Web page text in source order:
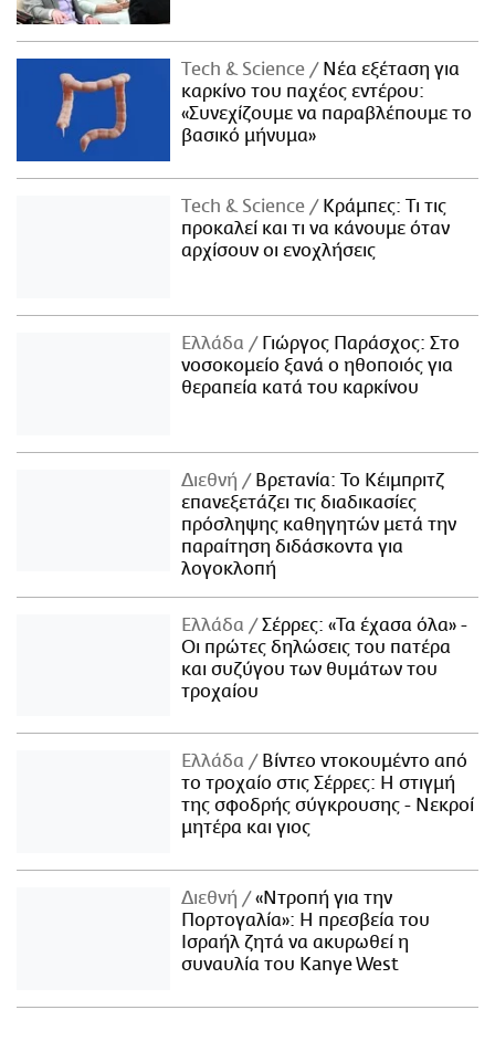
Τech & Science
Νέα εξέταση για
καρκίνο του παχέος εντέρου:
«Συνεχίζουμε να παραβλέπουμε το
βασικό μήνυμα»
Τech & Science
Κράμπες: Τι τις
προκαλεί και τι να κάνουμε όταν
αρχίσουν οι ενοχλήσεις
Ελλάδα
Γιώργος Παράσχος: Στο
νοσοκομείο ξανά ο ηθοποιός για
θεραπεία κατά του καρκίνου
Διεθνή
Βρετανία: Το Κέιμπριτζ
επανεξετάζει τις διαδικασίες
πρόσληψης καθηγητών μετά την
παραίτηση διδάσκοντα για
λογοκλοπή
Ελλάδα
Σέρρες: «Τα έχασα όλα» -
Οι πρώτες δηλώσεις του πατέρα
και συζύγου των θυμάτων του
τροχαίου
Ελλάδα
Βίντεο ντοκουμέντο από
το τροχαίο στις Σέρρες: Η στιγμή
της σφοδρής σύγκρουσης - Νεκροί
μητέρα και γιος
Διεθνή
«Ντροπή για την
Πορτογαλία»: Η πρεσβεία του
Ισραήλ ζητά να ακυρωθεί η
συναυλία του Kanye West